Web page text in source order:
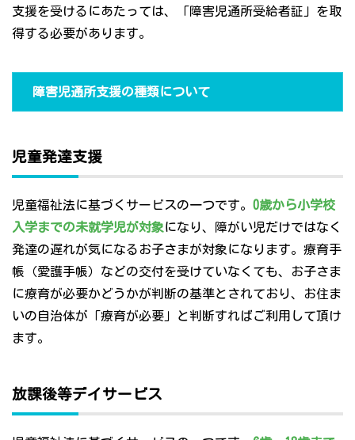
支援を受けるにあたっては、「障害児通所受給者証」を取
得する必要があります。
障害児通所支援の種類について
児童発達支援
児童福祉法に基づくサービスの一つです。 0歳から小学校
入学までの未就学児が対象になり、障がい児だけではなく
発達の遅れが気になるお子さまが対象になります。療育手
帳（愛護手帳）などの交付を受けていなくても、お子さま
に療育が必要かどうかが判断の基準とされており、お住ま
いの自治体が「療育が必要」と判断すればご利用して頂け
ます。
放課後等デイサービス